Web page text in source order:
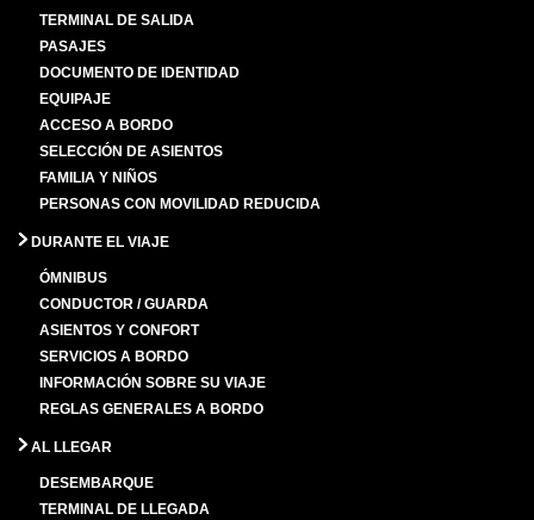
TERMINAL DE SALIDA
PASAJES
DOCUMENTO DE IDENTIDAD
EQUIPAJE
ACCESO A BORDO
SELECCIÓN DE ASIENTOS
FAMILIA Y NIÑOS
PERSONAS CON MOVILIDAD REDUCIDA
DURANTE EL VIAJE
ÓMNIBUS
CONDUCTOR / GUARDA
ASIENTOS Y CONFORT
SERVICIOS A BORDO
INFORMACIÓN SOBRE SU VIAJE
REGLAS GENERALES A BORDO
AL LLEGAR
DESEMBARQUE
TERMINAL DE LLEGADA